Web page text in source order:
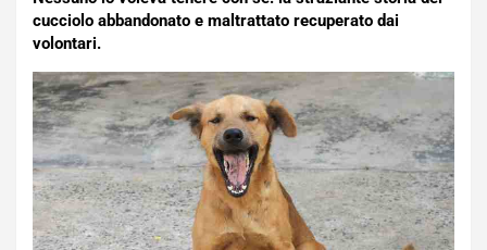
cucciolo abbandonato e maltrattato recuperato dai
volontari.